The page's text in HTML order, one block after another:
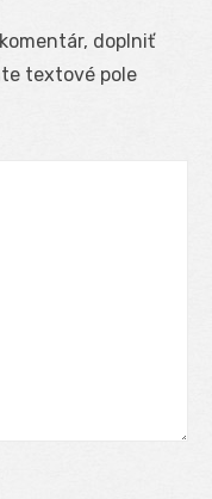
doplniť
textové pole